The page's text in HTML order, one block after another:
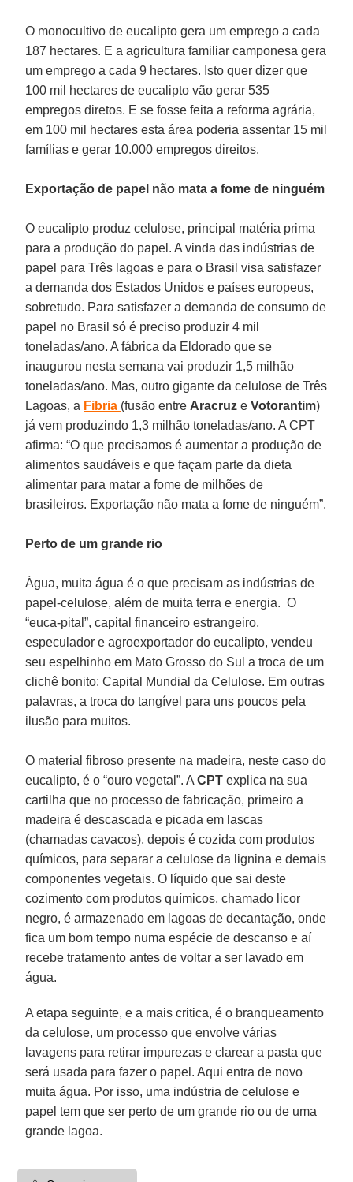
O monocultivo de eucalipto gera um emprego a cada
187 hectares. E a agricultura familiar camponesa gera
um emprego a cada 9 hectares. Isto quer dizer que
100 mil hectares de eucalipto vão gerar 535
empregos diretos. E se fosse feita a reforma agrária,
em 100 mil hectares esta área poderia assentar 15 mil
famílias e gerar 10.000 empregos direitos.
Exportação de papel não mata a fome de ninguém
O eucalipto produz celulose, principal matéria prima
para a produção do papel. A vinda das indústrias de
papel para Três lagoas e para o Brasil visa satisfazer
a demanda dos Estados Unidos e países europeus,
sobretudo. Para satisfazer a demanda de consumo de
papel no Brasil só é preciso produzir 4 mil
toneladas/ano. A fábrica da Eldorado que se
inaugurou nesta semana vai produzir 1,5 milhão
toneladas/ano. Mas, outro gigante da celulose de Três
Lagoas, a Fibria (fusão entre AracruzeVotorantim)
já vem produzindo 1,3 milhão toneladas/ano. A CPT
afirma: “O que precisamos é aumentar a produção de
alimentos saudáveis e que façam parte da dieta
alimentar para matar a fome de milhões de
brasileiros. Exportação não mata a fome de ninguém”.
Perto de um grande rio
Água, muita água é o que precisam as indústrias de
papel-celulose, além de muita terra e energia. O
“euca-pital”, capital financeiro estrangeiro,
especulador e agroexportador do eucalipto, vendeu
seu espelhinho em Mato Grosso do Sul a troca de um
clichê bonito: Capital Mundial da Celulose. Em outras
palavras, a troca do tangível para uns poucos pela
ilusão para muitos.
O material fibroso presente na madeira, neste caso do
eucalipto, é o “ouro vegetal”. ACPTexplica na sua
cartilha que no processo de fabricação, primeiro a
madeira é descascada e picada em lascas
(chamadas cavacos), depois é cozida com produtos
químicos, para separar a celulose da lignina e demais
componentes vegetais. O líquido que sai deste
cozimento com produtos químicos, chamado licor
negro, é armazenado em lagoas de decantação, onde
fica um bom tempo numa espécie de descanso e aí
recebe tratamento antes de voltar a ser lavado em
água.
A etapa seguinte, e a mais critica, é o branqueamento
da celulose, um processo que envolve várias
lavagens para retirar impurezas e clarear a pasta que
será usada para fazer o papel. Aqui entra de novo
muita água. Por isso, uma indústria de celulose e
papel tem que ser perto de um grande rio ou de uma
grande lagoa.